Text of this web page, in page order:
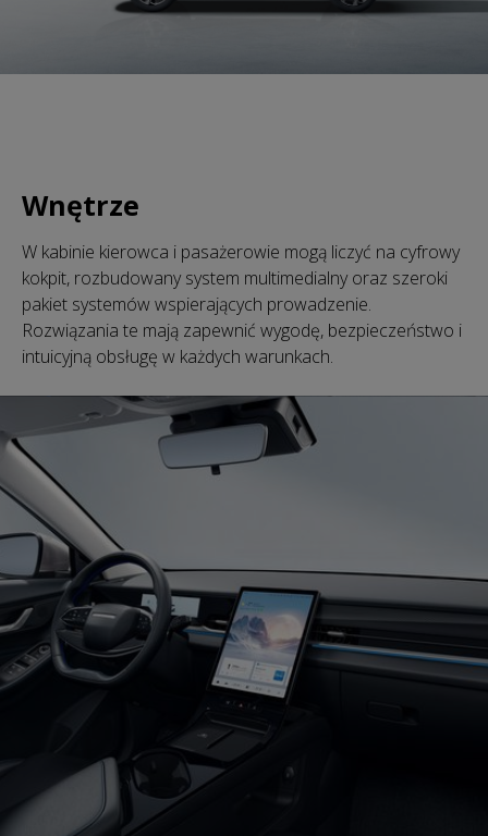
Wnętrze
W kabinie kierowca i pasażerowie mogą liczyć na cyfrowy
kokpit, rozbudowany system multimedialny oraz szeroki
pakiet systemów wspierających prowadzenie.
Rozwiązania te mają zapewnić wygodę, bezpieczeństwo i
intuicyjną obsługę w każdych warunkach.